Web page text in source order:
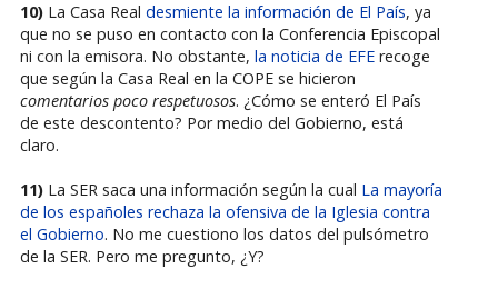
10)La Casa Real desmiente la información de El País, ya
que no se puso en contacto con la Conferencia Episcopal
ni con la emisora. No obstante, la noticia de EFErecoge
que según la Casa Real en la COPE se hicieron
comentarios poco respetuosos. ¿Cómo se enteró El País
de este descontento? Por medio del Gobierno, está
claro.
11)La SER saca una información según la cual La mayoría
de los españoles rechaza la ofensiva de la Iglesia contra
el Gobierno. No me cuestiono los datos del pulsómetro
de la SER. Pero me pregunto, ¿Y?